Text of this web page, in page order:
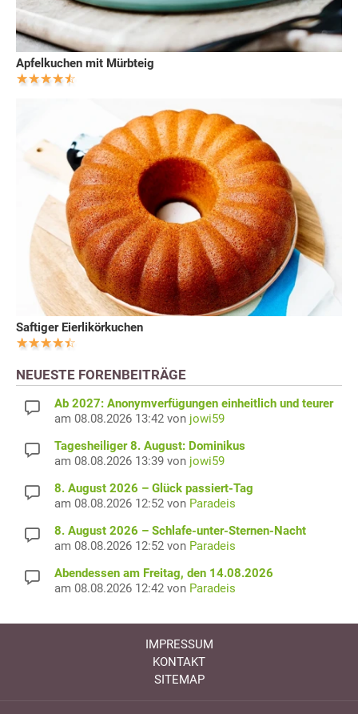
Apfelkuchen mit Mürbteig
Saftiger Eierlikörkuchen
NEUESTE FORENBEITRÄGE
Ab 2027: Anonymverfügungen einheitlich und teurer
am 08.08.2026 13:42 von jowi59
Tagesheiliger 8. August: Dominikus
am 08.08.2026 13:39 von jowi59
8. August 2026 – Glück passiert-Tag
am 08.08.2026 12:52 von Paradeis
8. August 2026 – Schlafe-unter-Sternen-Nacht
am 08.08.2026 12:52 von Paradeis
Abendessen am Freitag, den 14.08.2026
am 08.08.2026 12:42 von Paradeis
IMPRESSUM
KONTAKT
SITEMAP